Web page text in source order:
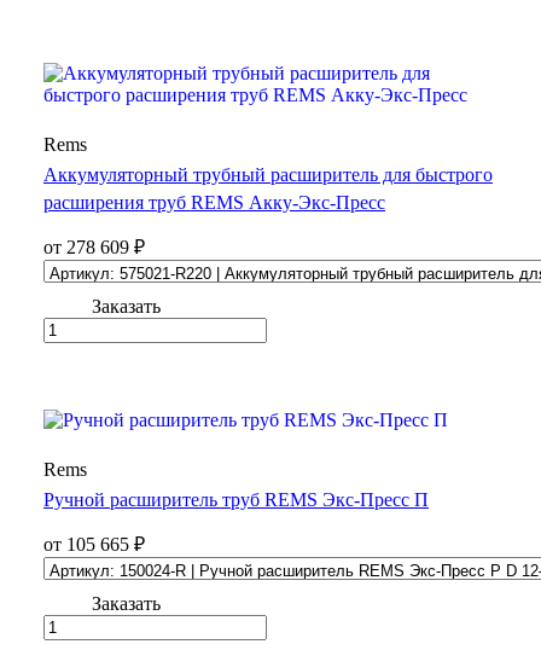
Rems
Аккумуляторный трубный расширитель для быстрого
расширения труб REMS Акку-Экс-Пресс
от 278 609 ₽
Заказать
Rems
Ручной расширитель труб REMS Экс-Пресс П
от 105 665 ₽
Заказать